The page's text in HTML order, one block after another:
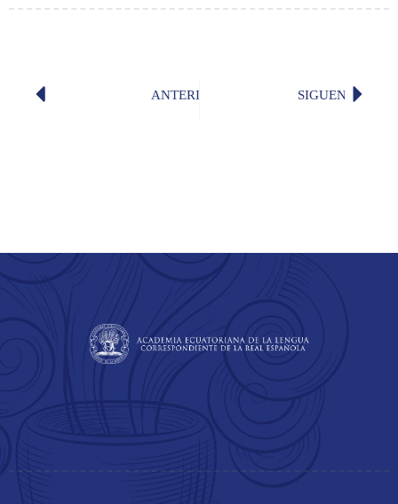
ANTERIOR «El habla del país», por don Fabián
SIGUENTE